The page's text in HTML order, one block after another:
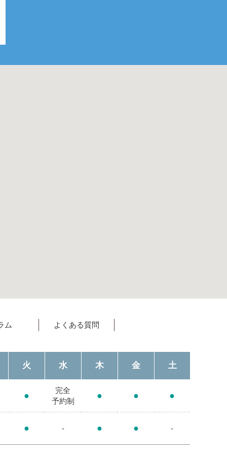
ム よくある質問
火 水 木 金 土
●
完全
予約制
● ● ●
● - ● ● -